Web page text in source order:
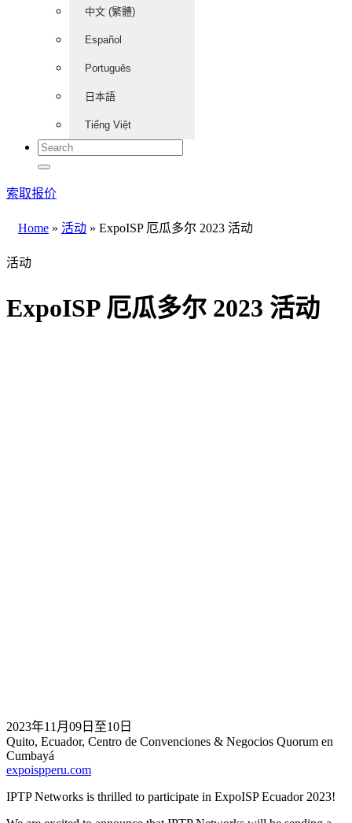
中文 (繁體)
Español
Português
日本語
Tiếng Việt
索取报价
Home » 活动 » ExpoISP 厄瓜多尔 2023 活动
活动
ExpoISP 厄瓜多尔 2023 活动
2023年11月09日至10日
Quito, Ecuador, Centro de Convenciones & Negocios Quorum en
Cumbayá
expoispperu.com
IPTP Networks is thrilled to participate in ExpoISP Ecuador 2023!